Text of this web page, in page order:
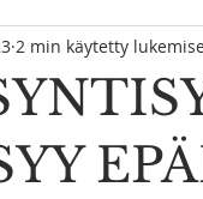
2 min käytetty